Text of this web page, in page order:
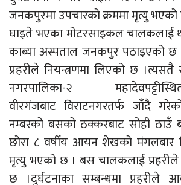
जनकपुरमा उपचारको क्रममा मृत्यु भएको
घाइते भएका मोटरसाइकल चालकलाई
काब्या अस्पताल जनकपुर पठाइएको छ
प्रहरीले नियन्त्रणमा लिएको छ
नगरपालिका-२
वीरगंजबाट विराटनगरतर्फ जाँदै
नम्बरको बसको ठक्करबाट सोही ठाउँ
छोरा ८ वर्षीय आयन शेखको मंगलबार
मृत्यु भएको छ । बस चालकलाई प्रहरीले
छ ।दुर्घटनाका सम्बन्धमा प्रहरीले